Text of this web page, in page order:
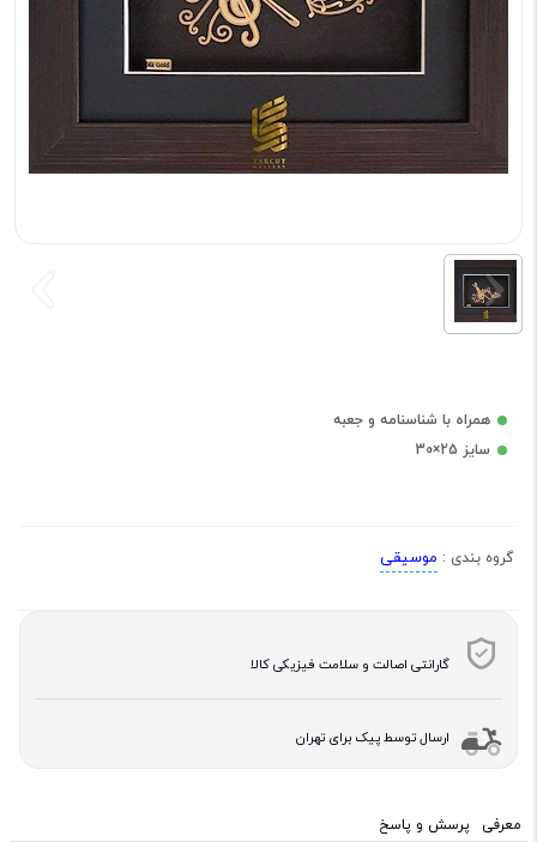
همراه با شناسنامه و جعبه
سایز 25×30
گروه بندی : موسیقی
گارانتی اصالت و سلامت فیزیکی کالا
ارسال توسط پیک برای تهران
معرفی پرسش و پاسخ